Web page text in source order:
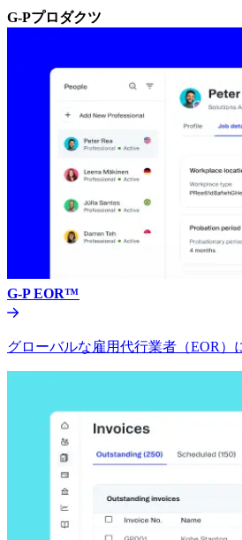
G-Pプロダクツ​​
G-P EOR™​​
グローバルな雇用代行業者（EOR）